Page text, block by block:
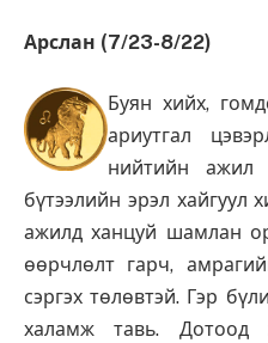
Арслан (7/23-8/22)
Буян хийх,
ариутгал
нийтийн ажил
бүтээлийн эрэл хайгуул
ажилд ханцуй шамлан
өөрчлөлт гарч,
сэргэх төлөвтэй. Гэр
халамж тавь. Дотоод